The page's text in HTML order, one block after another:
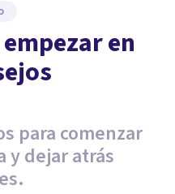
en
para comenzar
y dejar atrás